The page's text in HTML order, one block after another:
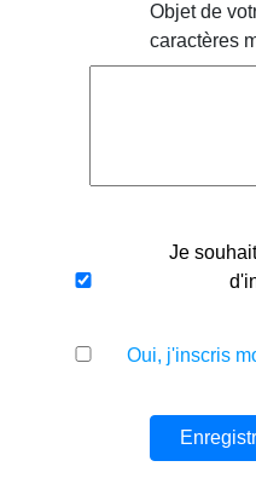
Objet de
caractères
Je
Oui, j'inscris